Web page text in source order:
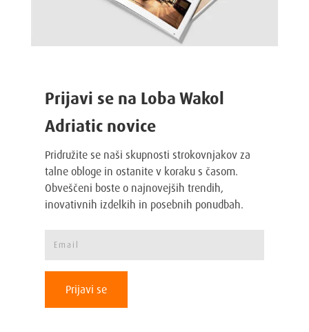
Prijavi se na Loba Wakol
Adriatic novice
Pridružite se naši skupnosti strokovnjakov za
talne obloge in ostanite v koraku s časom.
Obveščeni boste o najnovejših trendih,
inovativnih izdelkih in posebnih ponudbah.
Prijavi se